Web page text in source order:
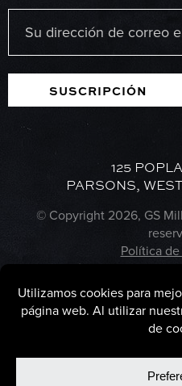
Última
electrónico
SUSCRIPCIÓN
125
PARSONS,
© Copyright 2026, GS
Política
Política de cookies